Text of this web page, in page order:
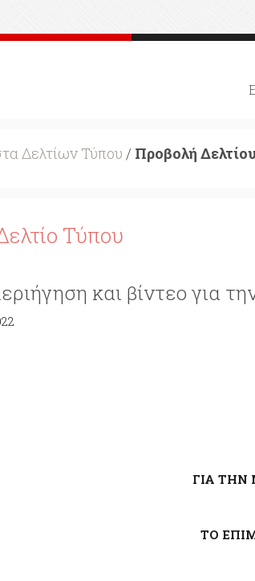
Δελτίων Τύπου / Προβολή
Τύπου
και βίντεο για
ΓΙΑ ΤΗΝ
ΤΟ